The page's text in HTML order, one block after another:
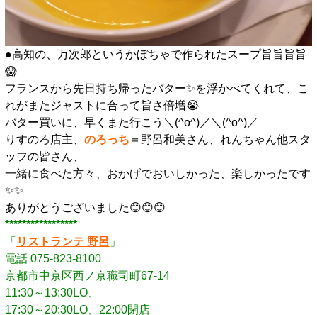
●高知の、万次郎というかぼちゃで作られたスープ旨旨旨旨
😱
フランスから先日持ち帰ったバター✨️を浮かべてくれて、こ
れがまたジャストに合って旨さ倍増😭
バター買いに、早くまた行こう＼(^o^)／＼(^o^)／
りすのろ店主、 のろっち ＝野呂和美さん、れんちゃん他スタ
ッフの皆さん、
一緒に食べた方々、おかげでおいしかった、楽しかったです
✨️✨️
ありがとうございました😊😊😊
*****************
「 リストランテ 野呂 」
電話 075-823-8100
京都市中京区西ノ京職司町67-14
11:30～13:30LO、
17:30～20:30LO、22:00閉店